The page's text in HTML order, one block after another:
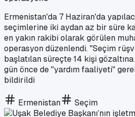
Ermenistan'da 7 Haziran'da
seçimlerine iki aydan az bir süre
en yakın rakibi olarak görülen
operasyon düzenlendi. "Seçim
başlatılan süreçte 14 kişi
gün önce de "yardım faaliyeti"
bildirildi
Ermenistan Seçim